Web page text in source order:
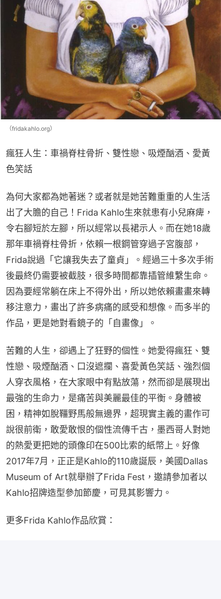
（fridakahlo.org）
瘋狂人生：車禍脊柱骨折​、雙性戀、吸煙酗酒、愛黃
色笑話
為何大家都為她著迷？或者就是她苦難重重的人生活
出了大膽的自己！Frida Kahlo生來就患有小兒麻痺，
令右腳短於左腳，所以經常以長裙示人。而在她18歲
那年車禍脊柱骨折，依賴一根鋼管穿過子宮腹部，
Frida說過「它讓我失去了童貞」。經過三十多次手術
後最終仍需要被截肢，很多時間都靠插管維繫生命。
因為要經常躺在床上不得外出，所以她依賴畫畫來轉
移注意力，畫出了許多病痛的感受和想像。而多半的
作品，更是她對看鏡子的「自畫像」。
苦難的人生，卻遇上了狂野的個性。她愛得瘋狂、雙
性戀、吸煙酗酒、口沒遮攔、喜愛黃色笑話、強烈個
人穿衣風格，在大家眼中有點放蕩，然而卻是展現出
最強的生命力，是痛苦與美麗最佳的平衡。身體被
困，精神如脫韁野馬般無邊界，超現實主義的畫作可
說很前衛，敢愛敢恨的個性流傳千古，墨西哥人對她
的熱愛更把她的頭像印在500比索的紙幣上。好像
2017年7月，正正是Kahlo的110歲誕辰，美國Dallas
Museum of Art就舉辦了Frida Fest，邀請參加者以
Kahlo招牌造型參加節慶，可見其影響力。
更多Frida Kahlo作品欣賞：